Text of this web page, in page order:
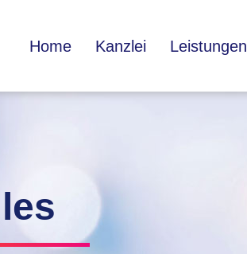
Home Kanzlei Leistungen